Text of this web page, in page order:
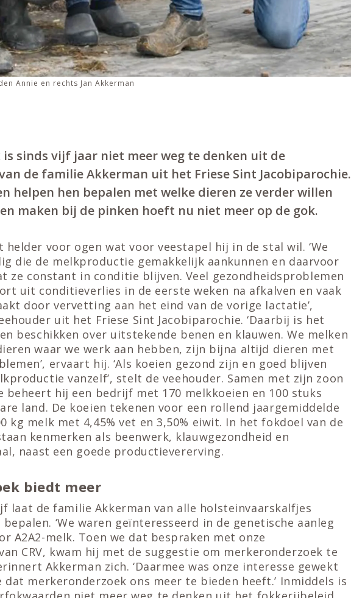
Annie en rechts Jan Akkerman
sinds vijf jaar niet meer weg te denken uit de
de familie Akkerman uit het Friese Sint Jacobiparochie.
helpen hen bepalen met welke dieren ze verder willen
maken bij de pinken hoeft nu niet meer op de gok.
helder voor ogen wat voor veestapel hij in de stal wil. ‘We
die de melkproductie gemakkelijk aankunnen en daarvoor
ze constant in conditie blijven. Veel gezondheidsproblemen
uit conditieverlies in de eerste weken na afkalven en vaak
door vervetting aan het eind van de vorige lactatie’,
uit het Friese Sint Jacobiparochie. ‘Daarbij is het
beschikken over uitstekende benen en klauwen. We melken
waar we werk aan hebben, zijn bijna altijd dieren met
ervaart hij. ‘Als koeien gezond zijn en goed blijven
vanzelf’, stelt de veehouder. Samen met zijn zoon
beheert hij een bedrijf met 170 melkkoeien en 100 stuks
land. De koeien tekenen voor een rollend jaargemiddelde
kg melk met 4,45% vet en 3,50% eiwit. In het fokdoel van de
kenmerken als beenwerk, klauwgezondheid en
naast een goede productievererving.
biedt meer
laat de familie Akkerman van alle holsteinvaarskalfjes
‘We waren geïnteresseerd in de genetische aanleg
A2A2-melk. Toen we dat bespraken met onze
CRV, kwam hij met de suggestie om merkeronderzoek te
Akkerman zich. ‘Daarmee was onze interesse gewekt
dat merkeronderzoek ons meer te bieden heeft.’ Inmiddels is